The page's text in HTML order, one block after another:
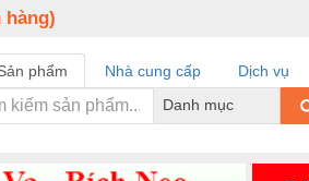
hàng)
phẩm Nhà cung cấp
Dịch vụ
Danh mục